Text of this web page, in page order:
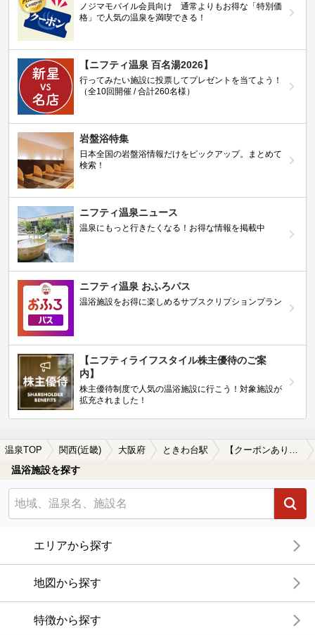
ノジマモバイル会員向け 通常よりもお得な「特別価
格」で人気の温泉を満喫できる！
【ニフティ温泉 百名湯2026】
行ってみたい施設に投票してプレゼントを当てよう！
（全10回開催 / 合計260名様）
岩盤浴特集
日本全国の岩盤浴情報だけをピックアップ。まとめて
検索！
ニフティ温泉ニュース
温泉にもっと行きたくなる！お得な情報を掲載中
ニフティ温泉 おふろパス
温浴施設をお得に楽しめるサブスクリプションプラン
【ニフティライフスタイル株主優待のご案
内】
株主優待制度で人気の温浴施設に行こう！対象施設が
拡充されました！
温泉TOP 関西(近畿) 大阪府 ときわ台駅
温浴施設を探す
エリアから探す
地図から探す
特徴から探す